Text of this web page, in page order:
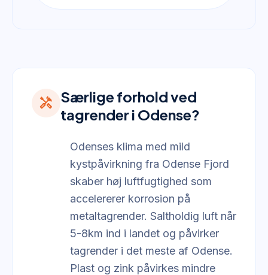
handyman Særlige forhold ved
tagrender i Odense?
Odenses klima med mild
kystpåvirkning fra Odense Fjord
skaber høj luftfugtighed som
accelererer korrosion på
metaltagrender. Saltholdig luft når
5-8km ind i landet og påvirker
tagrender i det meste af Odense.
Plast og zink påvirkes mindre